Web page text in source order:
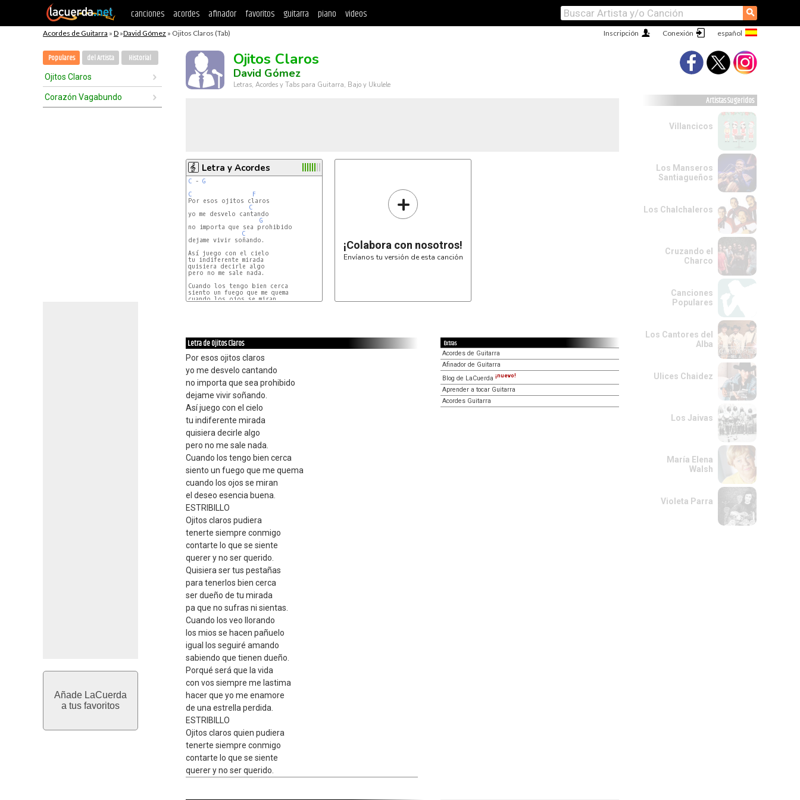
canciones acordes afinador favoritos guitarra piano videos ⚲
Acordes de Guitarra » D »David Gómez » Ojitos Claros (Tab) Conexión
Inscripción
Populares del Artista Historial
Ojitos Claros
Corazón Vagabundo
Añade LaCuerda
a tus favoritos
Ojitos Claros
David Gómez
Letras, Acordes y Tabs para Guitarra, Bajo y Ukulele
Letra y Acordes
C - G
C
F
Por esos ojitos claros
C
yo me desvelo cantando
G
no importa que sea prohibido
C
dejame vivir soñando.
Así juego con el cielo
tu indiferente mirada
quisiera decirle algo
pero no me sale nada.
Cuando los tengo bien cerca
siento un fuego que me quema
cuando los ojos se miran
+
¡Colabora con nosotros!
Envíanos tu versión de esta canción
Letra de Ojitos Claros
Por esos ojitos claros
yo me desvelo cantando
no importa que sea prohibido
dejame vivir soñando.
Así juego con el cielo
tu indiferente mirada
quisiera decirle algo
pero no me sale nada.
Cuando los tengo bien cerca
siento un fuego que me quema
cuando los ojos se miran
el deseo esencia buena.
ESTRIBILLO
Ojitos claros pudiera
tenerte siempre conmigo
contarte lo que se siente
querer y no ser querido.
Quisiera ser tus pestañas
para tenerlos bien cerca
ser dueño de tu mirada
pa que no sufras ni sientas.
Cuando los veo llorando
los mios se hacen pañuelo
igual los seguiré amando
sabiendo que tienen dueño.
Porqué será que la vida
con vos siempre me lastima
hacer que yo me enamore
de una estrella perdida.
ESTRIBILLO
Ojitos claros quien pudiera
tenerte siempre conmigo
contarte lo que se siente
querer y no ser querido.
Extras
Acordes de Guitarra
Afinador de Guitarra
Blog de LaCuerda ¡nuevo!
Aprender a tocar Guitarra
Acordes Guitarra
Artistas Sugeridos
Villancicos
Los Manseros
Santiagueños
Los Chalchaleros
Cruzando el
Charco
Canciones
Populares
Los Cantores del
Alba
Ulices Chaidez
Los Jaivas
María Elena
Walsh
Violeta Parra